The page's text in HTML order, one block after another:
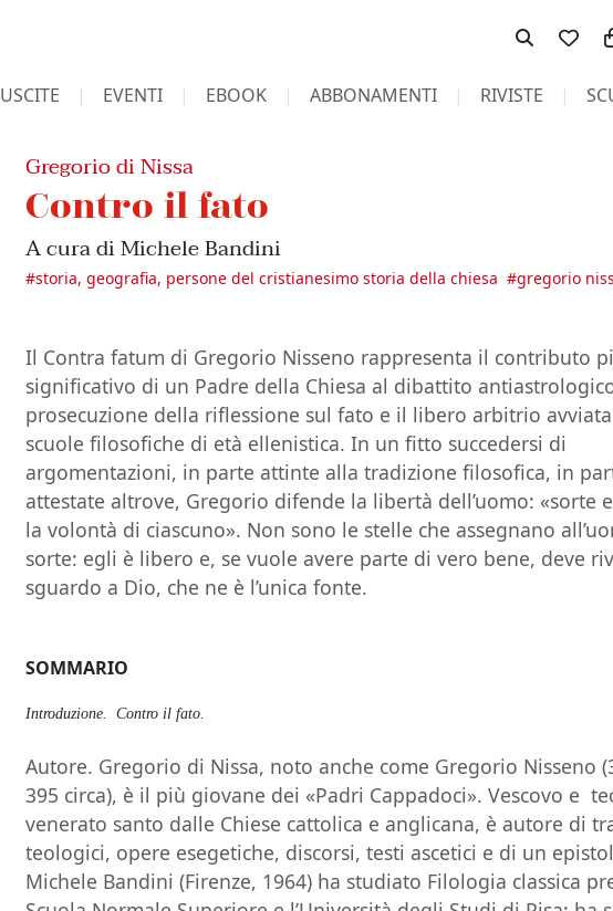
USCITE EVENTI EBOOK ABBONAMENTI RIVISTE
Gregorio di Nissa
Contro il fato
A cura di Michele Bandini
#storia, geografia, persone del cristianesimo storia della chiesa #gregorio
Il Contra fatum di Gregorio Nisseno rappresenta il contributo
significativo di un Padre della Chiesa al dibattito
prosecuzione della riflessione sul fato e il libero arbitrio
scuole filosofiche di età ellenistica. In un fitto succedersi di
argomentazioni, in parte attinte alla tradizione filosofica, in
attestate altrove, Gregorio difende la libertà dell’uomo: «sorte
la volontà di ciascuno». Non sono le stelle che assegnano
sorte: egli è libero e, se vuole avere parte di vero bene, deve
sguardo a Dio, che ne è l’unica fonte.
SOMMARIO
Introduzione. Contro il fato.
Autore. Gregorio di Nissa, noto anche come Gregorio Nisseno
395 circa), è il più giovane dei «Padri Cappadoci». Vescovo e
venerato santo dalle Chiese cattolica e anglicana, è autore di
teologici, opere esegetiche, discorsi, testi ascetici e di un
Michele Bandini (Firenze, 1964) ha studiato Filologia classica